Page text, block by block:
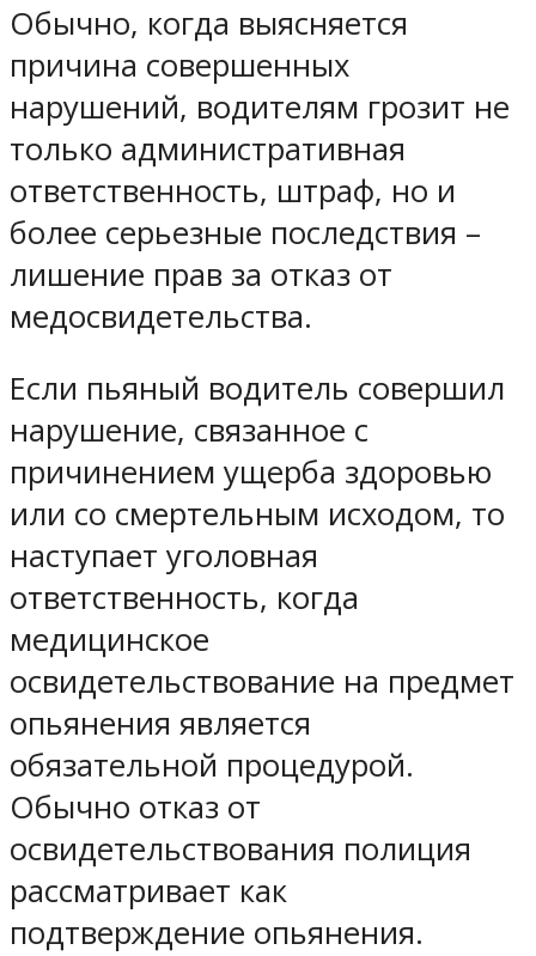
Обычно, когда выясняется
причина совершенных
нарушений, водителям грозит не
только административная
ответственность, штраф, но и
более серьезные последствия –
лишение прав за отказ от
медосвидетельства.
Если пьяный водитель совершил
нарушение, связанное с
причинением ущерба здоровью
или со смертельным исходом, то
наступает уголовная
ответственность, когда
медицинское
освидетельствование на предмет
опьянения является
обязательной процедурой.
Обычно отказ от
освидетельствования полиция
рассматривает как
подтверждение опьянения.